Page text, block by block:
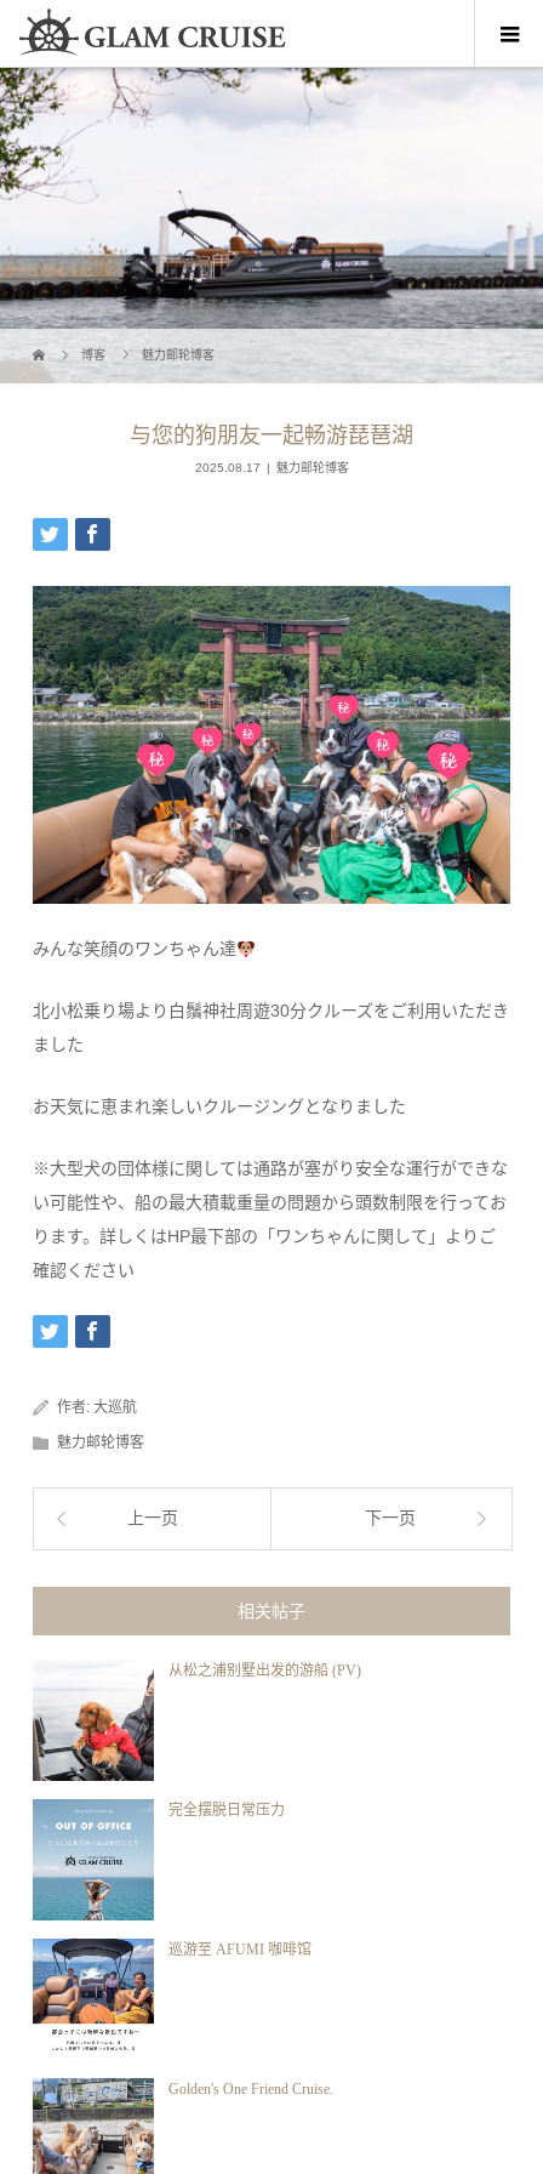
博客 魅力邮轮博客
与您的狗朋友一起畅游琵琶湖
2025.08.17 魅力邮轮博客
みんな笑顔のワンちゃん達
北小松乗り場より白鬚神社周遊30分クルーズをご利用いただき
ました
お天気に恵まれ楽しいクルージングとなりました
※大型犬の団体様に関しては通路が塞がり安全な運行ができな
い可能性や、船の最大積載重量の問題から頭数制限を行ってお
ります。詳しくはHP最下部の「ワンちゃんに関して」よりご
確認ください
作者:大巡航
魅力邮轮博客
上一页 下一页
相关帖子
从松之浦别墅出发的游船 (PV)
完全摆脱日常压力
巡游至 AFUMI 咖啡馆
Golden's One Friend Cruise.